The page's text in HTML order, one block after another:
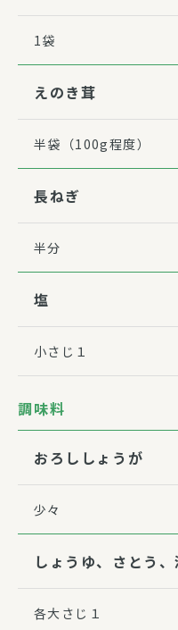
1袋
えのき茸
半袋（100g程度）
長ねぎ
半分
塩
小さじ１
調味料
おろししょうが
少々
しょうゆ、さとう
各大さじ１